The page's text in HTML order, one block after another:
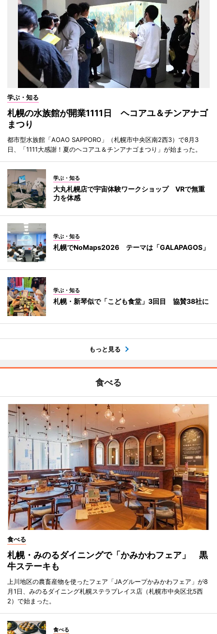
学ぶ・知る
札幌の水族館が開業1111日 ヘコアユ＆チンアナゴ
まつり
都市型水族館「AOAO SAPPORO」（札幌市中央区南2西3）で8月3
日、「1111大感謝！夏のヘコアユ＆チンアナゴまつり」が始まった。
学ぶ・知る
大丸札幌店で宇宙体験ワークショップ VRで無重
力を体感
学ぶ・知る
札幌でNoMaps2026 テーマは「GALAPAGOS」
学ぶ・知る
札幌・新琴似で「こども食堂」3回目 協賛38社に
もっと見る
食べる
食べる
札幌・みのるダイニングで「かみかわフェア」 黒
牛ステーキも
上川地区の農畜産物を使ったフェア「JAグループかみかわフェア」が8
月1日、みのるダイニング札幌ステラプレイス店（札幌市中央区北5西
2）で始まった。
食べる